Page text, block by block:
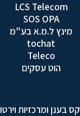
LCS Telecom
SOS OPA
מינץ ל.מ.א בע"מ
tochat
Teleco
הוט עסקים
בענן ומרכזיות